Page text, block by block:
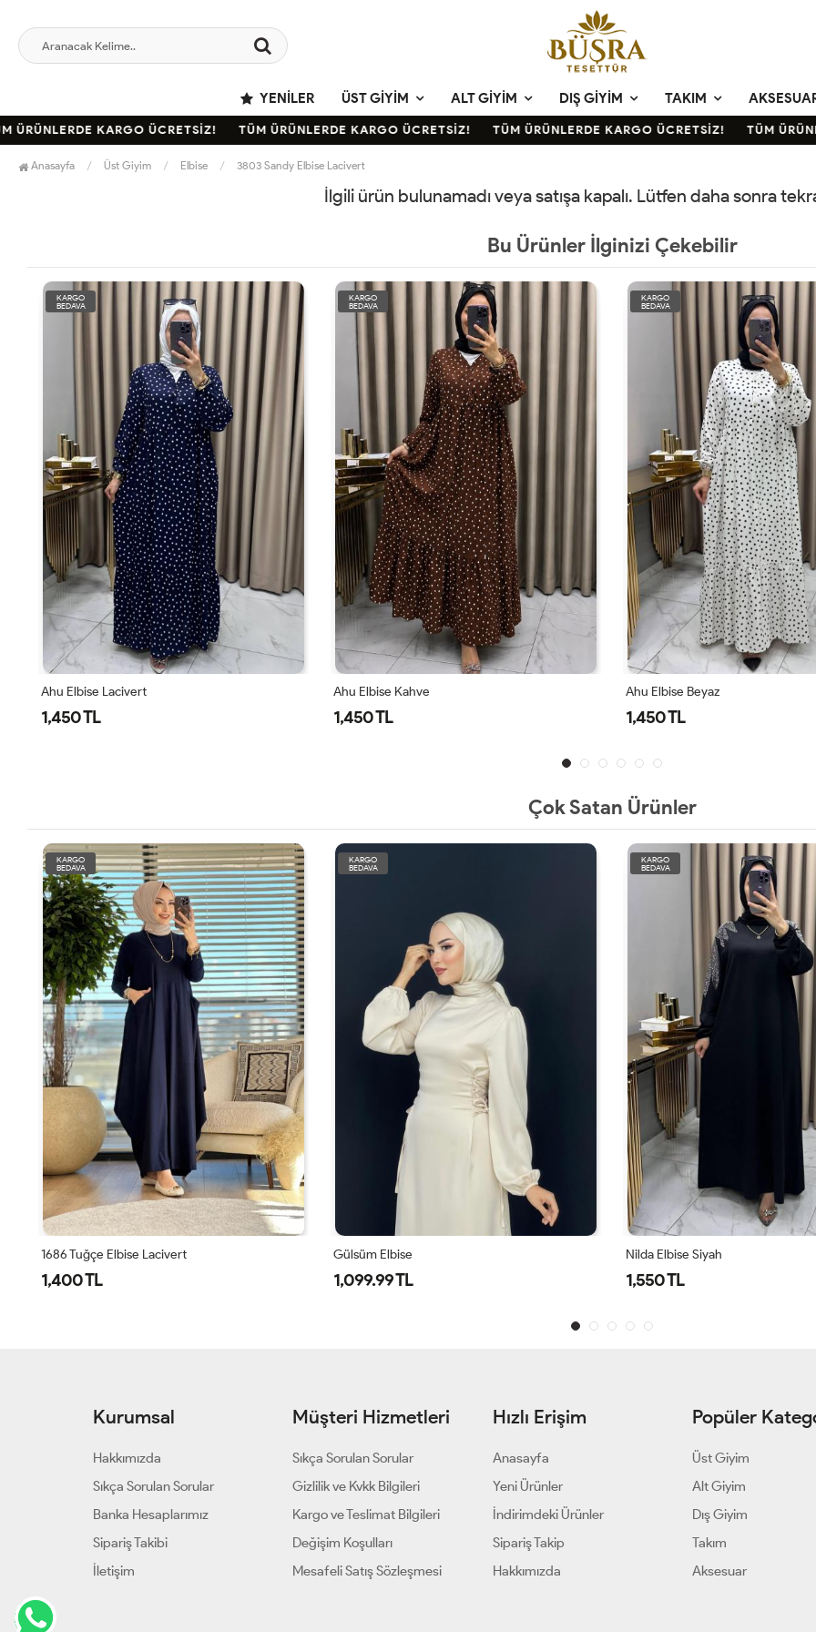
YENILER ÜST GIYIM ALT GIYIM DIŞ GIYIM TAKIM
KARGO ÜCRETSİZ! TÜM ÜRÜNLERDE KARGO ÜCRETSİZ! TÜM ÜRÜNLERDE KARGO ÜCRETSİZ! TÜM
Anasayfa Üst Giyim Elbise 3803 Sandy Elbise Lacivert
İlgili ürün bulunamadı veya satışa kapalı. Lütfen daha sonra
Bu Ürünler İlginizi Çekebilir
KARGO
BEDAVA
Ahu Elbise Kahve
1,450 TL
KARGO
BEDAVA
Ahu Elbise Beyaz
1,450 TL
KARGO
BEDAVA
Ahu Elbise Siyah
1,450 TL
Çok Satan Ürünler
KARGO
BEDAVA
Gülsüm Elbise
1,099.99 TL
KARGO
BEDAVA
Nilda Elbise Siyah
1,550 TL
KARGO
BEDAVA
260176 Hafif Kumaşlı Zarif Yazlık
3,000 TL
Kurumsal
Hakkımızda
Sıkça Sorulan Sorular
Banka Hesaplarımız
Sipariş Takibi
İletişim
Müşteri Hizmetleri
Sıkça Sorulan Sorular
Gizlilik ve Kvkk Bilgileri
Kargo ve Teslimat Bilgileri
Değişim Koşulları
Mesafeli Satış Sözleşmesi
Hızlı Erişim
Anasayfa
Yeni Ürünler
İndirimdeki Ürünler
Sipariş Takip
Hakkımızda
Popüler
Üst Giyim
Alt Giyim
Dış Giyim
Takım
Aksesuar